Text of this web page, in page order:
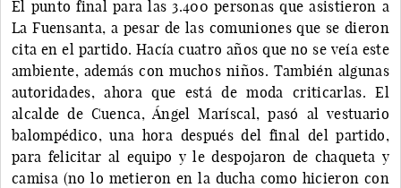
El punto final para las 3.400 personas que asistieron a
La Fuensanta, a pesar de las comuniones que se dieron
cita en el partido. Hacía cuatro años que no se veía este
ambiente, además con muchos niños. También algunas
autoridades, ahora que está de moda criticarlas. El
alcalde de Cuenca, Ángel Maríscal, pasó al vestuario
balompédico, una hora después del final del partido,
para felicitar al equipo y le despojaron de chaqueta y
camisa (no lo metieron en la ducha como hicieron con